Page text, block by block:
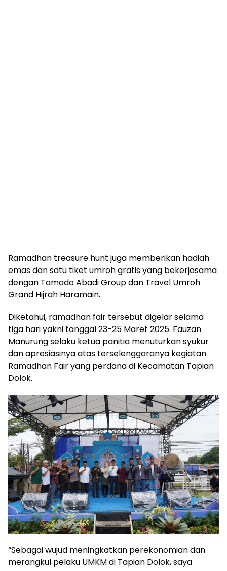
Ramadhan treasure hunt juga memberikan hadiah
emas dan satu tiket umroh gratis yang bekerjasama
dengan Tamado Abadi Group dan Travel Umroh
Grand Hijrah Haramain.
Diketahui, ramadhan fair tersebut digelar selama
tiga hari yakni tanggal 23-25 Maret 2025. Fauzan
Manurung selaku ketua panitia menuturkan syukur
dan apresiasinya atas terselenggaranya kegiatan
Ramadhan Fair yang perdana di Kecamatan Tapian
Dolok.
“Sebagai wujud meningkatkan perekonomian dan
merangkul pelaku UMKM di Tapian Dolok, saya